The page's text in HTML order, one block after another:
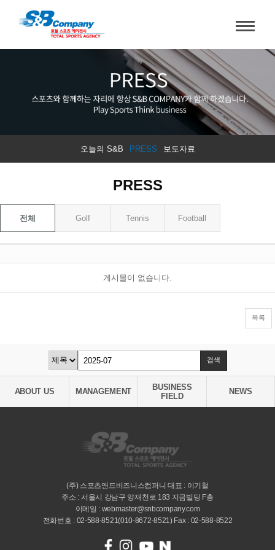
오늘의 S&B PRESS 보도자료
PRESS
전체 Golf Tennis Football
게시물이 없습니다.
목록
ABOUT US MANAGEMENT
BUSINESS
FIELD
NEWS
(주) 스포츠앤드비즈니스컴퍼니 대표 : 이기철
주소 : 서울시 강남구 양재천로 183 지금빌딩 F층
이메일 : webmaster@snbcompany.com
전화번호 : 02-588-8521(010-8672-8521) Fax : 02-588-8522